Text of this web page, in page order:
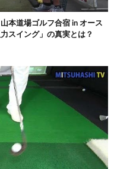
本道場ゴルフ合宿 in オース
スイング」の真実とは？